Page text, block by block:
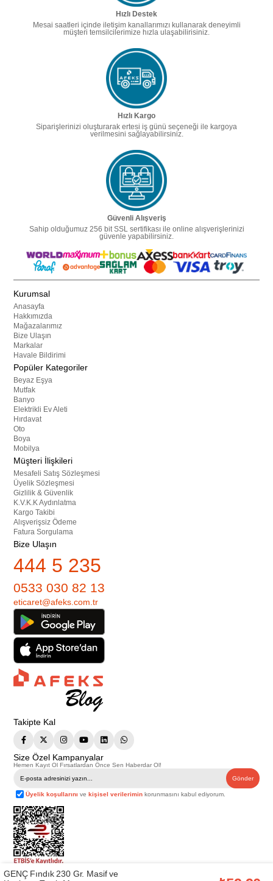
Hızlı Destek
Mesai saatleri içinde iletişim kanallarımızı kullanarak deneyimli
müşteri temsilcilerimize hızla ulaşabilirisiniz.
Hızlı Kargo
Siparişlerinizi oluşturarak ertesi iş günü seçeneği ile kargoya
verilmesini sağlayabilirsiniz.
Güvenli Alışveriş
Sahip olduğumuz 256 bit SSL sertifikası ile online alışverişlerinizi
güvenle yapabilirsiniz.
Kurumsal
Anasayfa
Hakkımızda
Mağazalarımız
Bize Ulaşın
Markalar
Havale Bildirimi
Popüler Kategoriler
Beyaz Eşya
Mutfak
Banyo
Elektrikli Ev Aleti
Hırdavat
Oto
Boya
Mobilya
Müşteri İlişkileri
Mesafeli Satış Sözleşmesi
Üyelik Sözleşmesi
Gizlilik & Güvenlik
K.V.K.K Aydınlatma
Kargo Takibi
Alışverişsiz Ödeme
Fatura Sorgulama
Bize Ulaşın
444 5 235
0533 030 82 13
eticaret@afeks.com.tr
Takipte Kal
Size Özel Kampanyalar
Hemen Kayıt Ol Fırsatlardan Önce Sen Haberdar Ol!
Gönder
Üyelik koşullarını vekişisel verilerimin korunmasını kabul ediyorum.
Telif Hakkı © 2026Afeks Yapı Market . Tüm hakları saklıdır.
GENÇ Fındık 230 Gr. Masif ve